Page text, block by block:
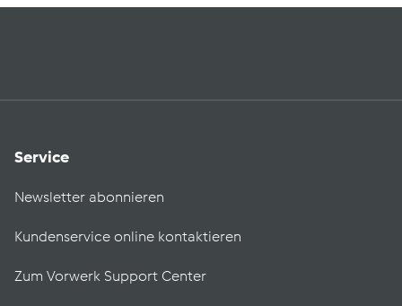
Service
Newsletter abonnieren
Kundenservice online kontaktieren
Zum Vorwerk Support Center